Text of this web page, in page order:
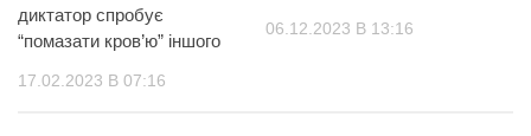
диктатор спробує
“помазати кров’ю” іншого
17.02.2023 В 07:16
06.12.2023 В 13:16